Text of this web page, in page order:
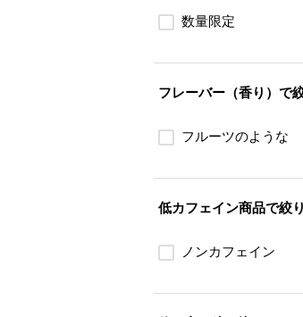
数量限定
フレーバー（香り）で
フルーツのような
低カフェイン商品で絞
ノンカフェイン